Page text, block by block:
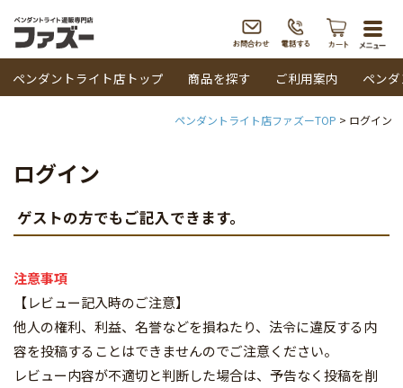
ペンダントライト店トップ 商品を探す ご利用案内 ペン
ペンダントライト店ファズーTOP ログイン
ログイン
ゲストの方でもご記入できます。
注意事項
【レビュー記入時のご注意】
他人の権利、利益、名誉などを損ねたり、法令に違反する内
容を投稿することはできませんのでご注意ください。
レビュー内容が不適切と判断した場合は、予告なく投稿を削